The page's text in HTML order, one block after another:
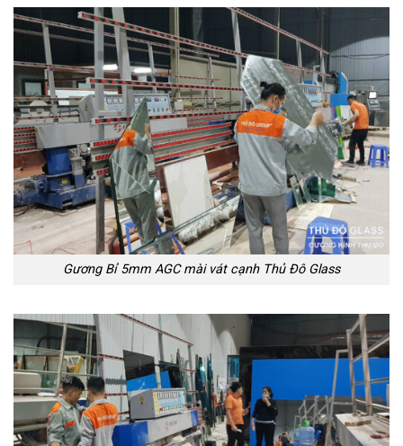
Gương Bỉ 5mm AGC mài vát cạnh Thủ Đô Glass